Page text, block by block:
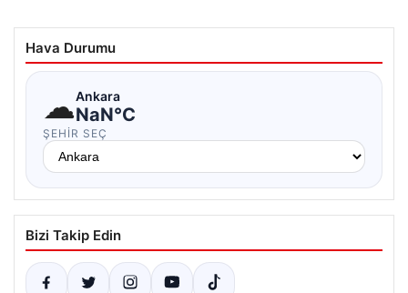
Hava Durumu
☁Ankara
NaN°C
ŞEHIR SEÇ
Bizi Takip Edin